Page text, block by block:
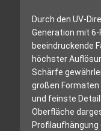
Durch den UV-
Generation mit 6-
beeindruckende
höchster
Schärfe
großen
und feinste
Oberfläche